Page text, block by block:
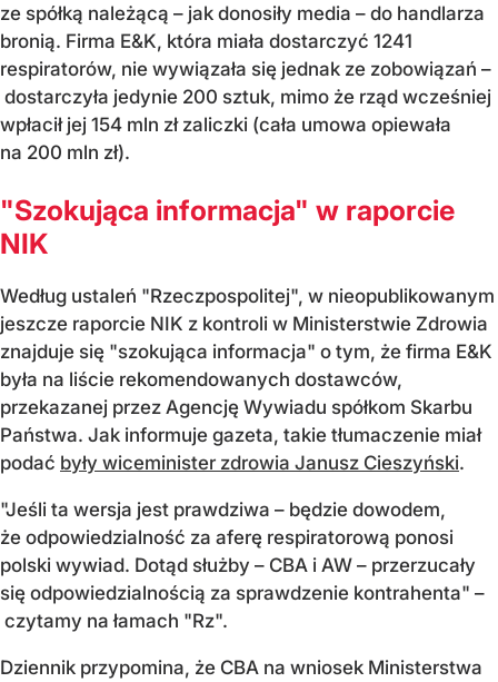
ze spółką należącą – jak donosiły media – do handlarza
bronią. Firma E&K, która miała dostarczyć 1241
respiratorów, nie wywiązała się jednak ze zobowiązań –
dostarczyła jedynie 200 sztuk, mimo że rząd wcześniej
wpłacił jej 154 mln zł zaliczki (cała umowa opiewała
na 200 mln zł).
"Szokująca informacja" w raporcie
NIK
Według ustaleń "Rzeczpospolitej", w nieopublikowanym
jeszcze raporcie NIK z kontroli w Ministerstwie Zdrowia
znajduje się "szokująca informacja" o tym, że firma E&K
była na liście rekomendowanych dostawców,
przekazanej przez Agencję Wywiadu spółkom Skarbu
Państwa. Jak informuje gazeta, takie tłumaczenie miał
podać były wiceminister zdrowia Janusz Cieszyński.
"Jeśli ta wersja jest prawdziwa – będzie dowodem,
że odpowiedzialność za aferę respiratorową ponosi
polski wywiad. Dotąd służby – CBA i AW – przerzucały
się odpowiedzialnością za sprawdzenie kontrahenta" –
czytamy na łamach "Rz".
Dziennik przypomina, że CBA na wniosek Ministerstwa